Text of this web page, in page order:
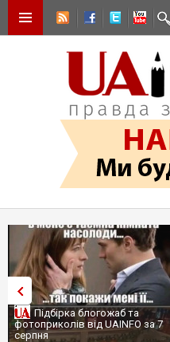
Підбірка блогожаб та
фотоприколів від UAINFO за 7
серпня